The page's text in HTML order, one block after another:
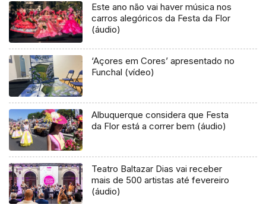
Este ano não vai haver música nos
carros alegóricos da Festa da Flor
(áudio)
‘Açores em Cores’ apresentado no
Funchal (vídeo)
Albuquerque considera que Festa
da Flor está a correr bem (áudio)
Teatro Baltazar Dias vai receber
mais de 500 artistas até fevereiro
(áudio)